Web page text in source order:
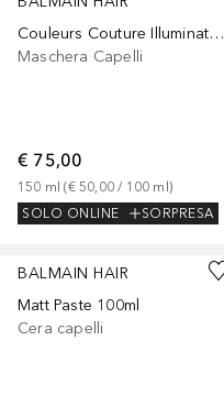
Couleurs Couture Illuminating Golden Blonde Mask
Maschera Capelli
€ 75,00
150 ml (€ 50,00 / 100 ml)
SOLO ONLINE
SORPRESA
BALMAIN HAIR
Matt Paste 100ml
Cera capelli